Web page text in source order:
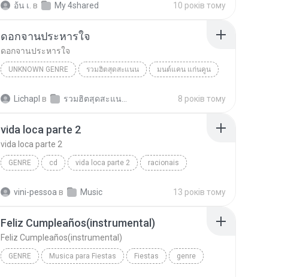
อ้น เ. в My 4shared 10 років тому
ดอกจานประหารใจ
ดอกจานประหารใจ
UNKNOWN GENRE รวมฮิตสุดสะแนน มนต์แคน แก่นคูน
Lichapl в 8 років тому
vida loca parte 2
vida loca parte 2
GENRE cd vida loca parte 2 racionais
vini-pessoa в Music 13 років тому
Feliz Cumpleaños(instrumental)
Feliz Cumpleaños(instrumental)
GENRE Musica para Fiestas Fiestas genre